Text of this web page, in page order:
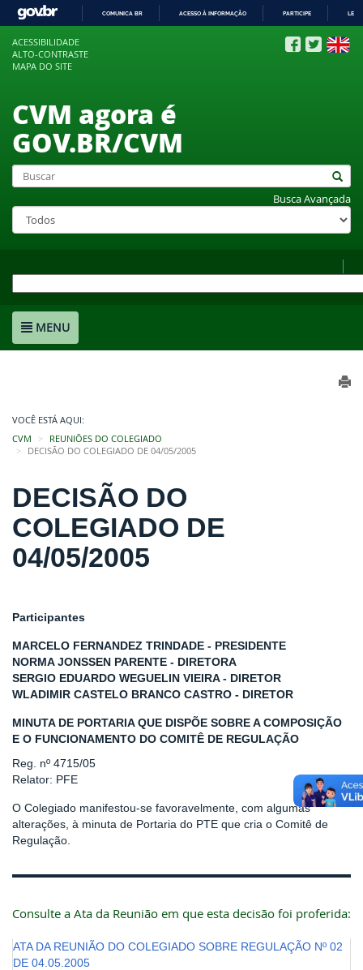
COMUNICA BR ACESSO À INFORMAÇÃO PARTICIPE
ACESSIBILIDADE
ALTO-CONTRASTE
MAPA DO SITE
CVM agora é
GOV.BR/CVM
Busca Avançada
MENU
VOCÊ ESTÁ AQUI:
CVM
REUNIÕES DO COLEGIADO
DECISÃO DO COLEGIADO DE 04/05/2005
DECISÃO DO
COLEGIADO DE
04/05/2005
Participantes
MARCELO FERNANDEZ TRINDADE - PRESIDENTE
NORMA JONSSEN PARENTE - DIRETORA
SERGIO EDUARDO WEGUELIN VIEIRA - DIRETOR
WLADIMIR CASTELO BRANCO CASTRO - DIRETOR
MINUTA DE PORTARIA QUE DISPÕE SOBRE A COMPOSIÇÃO
E O FUNCIONAMENTO DO COMITÊ DE REGULAÇÃO
Reg. nº 4715/05
Relator: PFE
O Colegiado manifestou-se favoravelmente, com algumas
alterações, à minuta de Portaria do PTE que cria o Comitê de
Regulação.
Consulte a Ata da Reunião em que esta decisão foi proferida:
ATA DA REUNIÃO DO COLEGIADO SOBRE REGULAÇÃO Nº 02
DE 04.05.2005